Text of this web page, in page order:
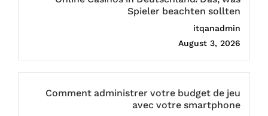
Spieler beachten sollten
itqanadmin
August 3, 2026
Comment administrer votre budget de jeu
avec votre smartphone